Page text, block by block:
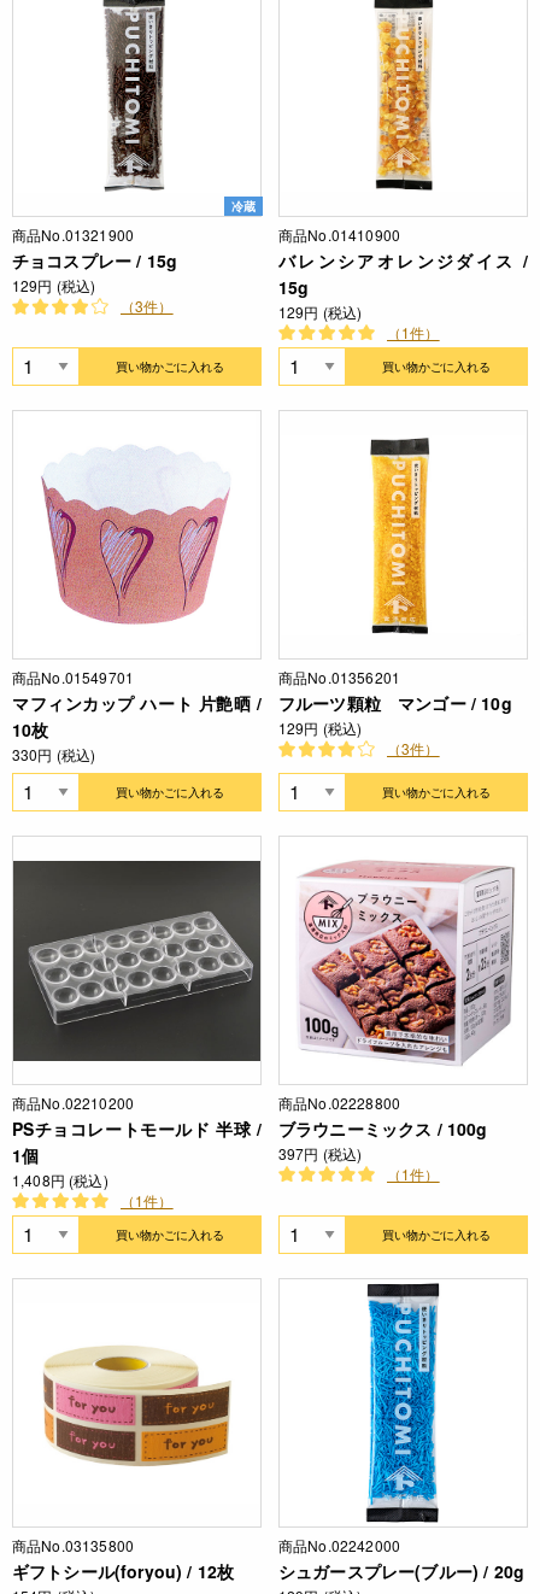
冷蔵
商品No.01321900
チョコスプレー / 15g
129円 (税込)
（3件）
買い物かごに入れる
商品No.01410900
バレンシアオレンジダイス /
15g
129円 (税込)
（1件）
買い物かごに入れる
商品No.01549701
マフィンカップ ハート 片艶晒 /
10枚
330円 (税込)
買い物かごに入れる
商品No.01356201
フルーツ顆粒 マンゴー / 10g
129円 (税込)
（3件）
買い物かごに入れる
商品No.02210200
PSチョコレートモールド 半球 /
1個
1,408円 (税込)
（1件）
買い物かごに入れる
商品No.02228800
ブラウニーミックス / 100g
397円 (税込)
（1件）
買い物かごに入れる
商品No.03135800
ギフトシール(foryou) / 12枚
商品No.02242000
シュガースプレー(ブルー) / 20g